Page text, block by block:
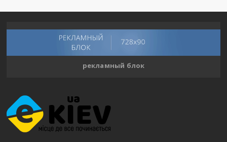
рекламный блок